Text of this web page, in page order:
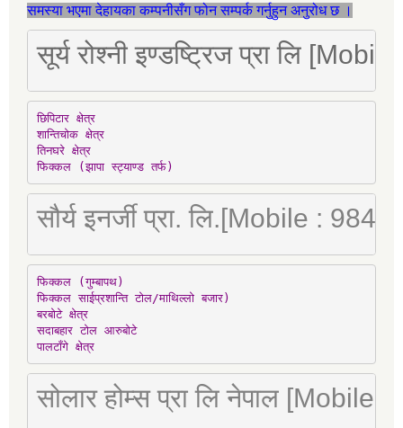
समस्या भएमा देहायका कम्पनीसँग फोन सम्पर्क गर्नुहुन अनुरोध छ ।
सूर्य रोश्नी इण्डष्ट्रिज प्रा लि
छिपिटार क्षेत्र
शान्तिचोक क्षेत्र
तिनघरे क्षेत्र
फिक्कल (झापा स्ट्याण्ड तर्फ)
सौर्य इनर्जी प्रा. लि.[Mobile :
फिक्कल (गुम्बापथ)
फिक्कल साईप्रशान्ति टोल/माथिल्लो बजार)
बरबोटे क्षेत्र
सदाबहार टोल आरुबोटे
पालटाँगे क्षेत्र
सोलार होम्स प्रा लि नेपाल [Mobile